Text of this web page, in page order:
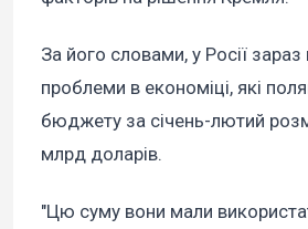
За його словами, у Росії зараз
проблеми в економіці, які
бюджету за січень-лютий
млрд доларів.
"Цю суму вони мали